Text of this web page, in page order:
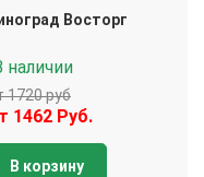
Восторг
наличии
1720 руб
1462 Руб.
В корзину